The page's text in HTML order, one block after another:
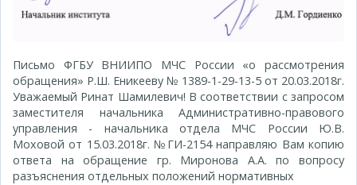
Письмо ФГБУ ВНИИПО МЧС России «о рассмотрения
обращения» Р.Ш. Еникееву № 1389-1-29-13-5 от 20.03.2018г.
Уважаемый Ринат Шамилевич! В соответствии с запросом
заместителя начальника Административно-правового
управления - начальника отдела МЧС России Ю.В.
Моховой от 15.03.2018г. №ГИ-2154 направляю Вам копию
ответа на обращение гр. Миронова А.А. по вопросу
разъяснения отдельных положений нормативных